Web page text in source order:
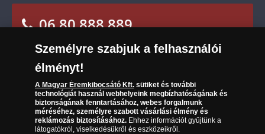
Süti (cookies)Beállítások
Társaságunkról
Az érmék és érmek ára és értéke
Gyakran ismételt kérdések
Adatkezelés
06 80 888 889
(díjmentesen hívható hétfőtől csütörtökig 9.00 és
17.00 óra között, péntekenként 9.00 és 15.00 óra
között)
Személyre szabjuk a felhasználói
élményt!
A Magyar Éremkibocsátó Kft.sütiket és további
technológiát használ webhelyeink megbízhatóságának és
biztonságának fenntartásához, webes forgalmunk
méréséhez, személyre szabott vásárlási élmény és
reklámozás biztosításához.Ehhez információt gyűjtünk a
látogatókról, viselkedésükről és eszközeikről.